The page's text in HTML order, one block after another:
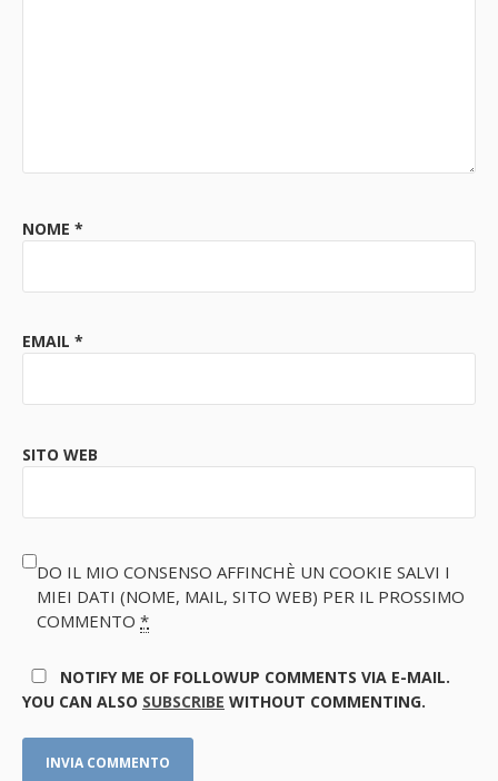
NOME *
EMAIL *
SITO WEB
DO IL MIO CONSENSO AFFINCHÈ UN COOKIE SALVI I
MIEI DATI (NOME, MAIL, SITO WEB) PER IL PROSSIMO
COMMENTO *
NOTIFY ME OF FOLLOWUP COMMENTS VIA E-MAIL.
YOU CAN ALSO SUBSCRIBE WITHOUT COMMENTING.